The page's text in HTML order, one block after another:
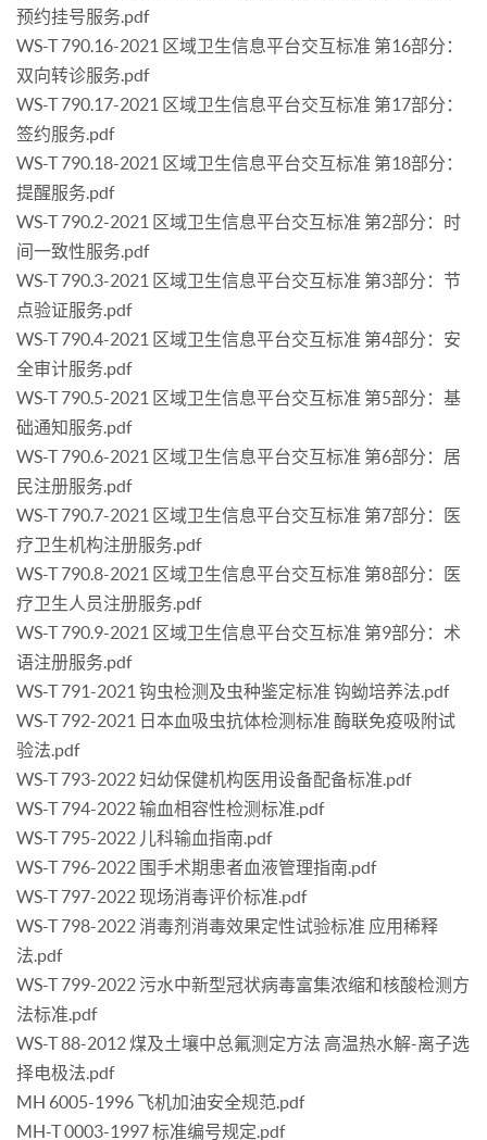
预约挂号服务.pdf
WS-T 790.16-2021 区域卫生信息平台交互标准 第16部分：
双向转诊服务.pdf
WS-T 790.17-2021 区域卫生信息平台交互标准 第17部分：
签约服务.pdf
WS-T 790.18-2021 区域卫生信息平台交互标准 第18部分：
提醒服务.pdf
WS-T 790.2-2021 区域卫生信息平台交互标准 第2部分：时
间一致性服务.pdf
WS-T 790.3-2021 区域卫生信息平台交互标准 第3部分：节
点验证服务.pdf
WS-T 790.4-2021 区域卫生信息平台交互标准 第4部分：安
全审计服务.pdf
WS-T 790.5-2021 区域卫生信息平台交互标准 第5部分：基
础通知服务.pdf
WS-T 790.6-2021 区域卫生信息平台交互标准 第6部分：居
民注册服务.pdf
WS-T 790.7-2021 区域卫生信息平台交互标准 第7部分：医
疗卫生机构注册服务.pdf
WS-T 790.8-2021 区域卫生信息平台交互标准 第8部分：医
疗卫生人员注册服务.pdf
WS-T 790.9-2021 区域卫生信息平台交互标准 第9部分：术
语注册服务.pdf
WS-T 791-2021 钩虫检测及虫种鉴定标准 钩蚴培养法.pdf
WS-T 792-2021 日本血吸虫抗体检测标准 酶联免疫吸附试
验法.pdf
WS-T 793-2022 妇幼保健机构医用设备配备标准.pdf
WS-T 794-2022 输血相容性检测标准.pdf
WS-T 795-2022 儿科输血指南.pdf
WS-T 796-2022 围手术期患者血液管理指南.pdf
WS-T 797-2022 现场消毒评价标准.pdf
WS-T 798-2022 消毒剂消毒效果定性试验标准 应用稀释
法.pdf
WS-T 799-2022 污水中新型冠状病毒富集浓缩和核酸检测方
法标准.pdf
WS-T 88-2012 煤及土壤中总氟测定方法 高温热水解-离子选
择电极法.pdf
MH 6005-1996 飞机加油安全规范.pdf
MH-T 0003-1997 标准编号规定.pdf